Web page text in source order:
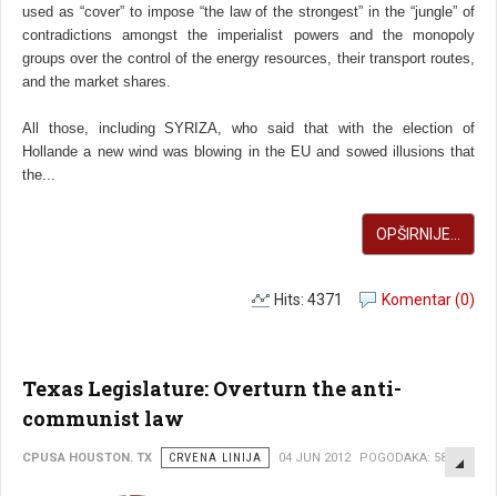
used as “cover” to impose “the law of the strongest” in the “jungle” of
contradictions amongst the imperialist powers and the monopoly
groups over the control of the energy resources, their transport routes,
and the market shares.
All those, including SYRIZA, who said that with the election of
Hollande a new wind was blowing in the EU and sowed illusions that
the...
OPŠIRNIJE...
Komentar (0)
Hits: 4371
Texas Legislature: Overturn the anti-
communist law
CPUSA HOUSTON. TX CRVENA LINIJA 04 JUN 2012 POGODAKA: 5805